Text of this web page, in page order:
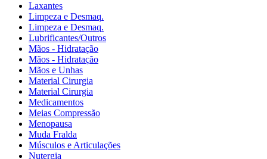
Laxantes
Limpeza e Desmaq.
Limpeza e Desmaq.
Lubrificantes/Outros
Mãos - Hidratação
Mãos - Hidratação
Mãos e Unhas
Material Cirurgia
Material Cirurgia
Medicamentos
Meias Compressão
Menopausa
Muda Fralda
Músculos e Articulações
Nutergia